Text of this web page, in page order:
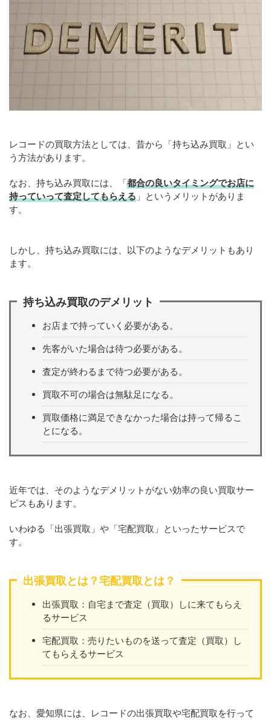
レコードの買取方法としては、昔から「持ち込み買取」とい
う方法があります。
なお、持ち込み買取には、「都合の良いタイミングでお店に
持っていって査定してもらえる 」というメリットがありま
す。
しかし、持ち込み買取には、以下のようなデメリットもあり
ます。
持ち込み買取のデメリット
お店まで持っていく必要がある。
先客がいた場合は待つ必要がある。
査定が終わるまで待つ必要がある。
買取不可の場合は無駄足になる。
買取価格に満足できなかった場合は持って帰るこ
とになる。
近年では、そのようなデメリットがない効率の良い買取サー
ビスもあります。
いわゆる「出張買取」や「宅配買取」といったサービスで
す。
出張買取とは？宅配買取とは？
出張買取：自宅まで査定（買取）しに来てもらえ
るサービス
宅配買取：売りたいものを送って査定（買取）し
てもらえるサービス
なお、愛知県には、レコードの出張買取や宅配買取を行って